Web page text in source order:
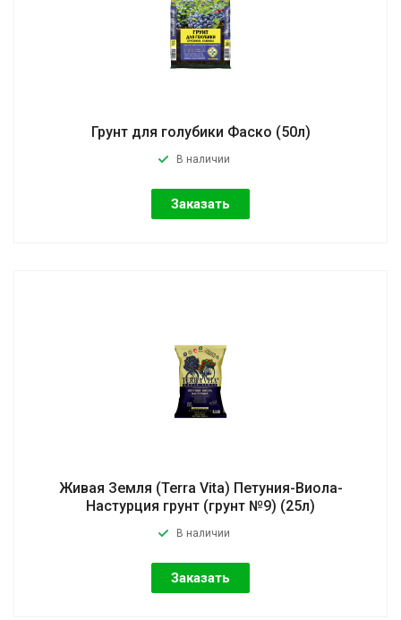
Грунт для голубики Фаско (50л)
В наличии
Заказать
Живая Земля (Terra Vita) Петуния-Виола-
Настурция грунт (грунт №9) (25л)
В наличии
Заказать